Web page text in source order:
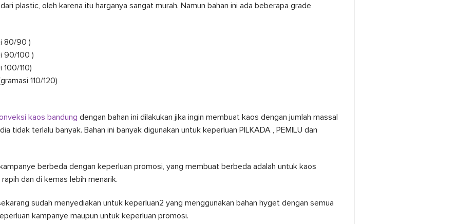
plastic, oleh karena itu harganya sangat murah. Namun bahan ini ada beberapa grade
80/90 )
90/100 )
110)
110/120)
kaos bandung dengan bahan ini dilakukan jika ingin membuat kaos dengan jumlah massal
tidak terlalu banyak. Bahan ini banyak digunakan untuk keperluan PILKADA , PEMILU dan
berbeda dengan keperluan promosi, yang membuat berbeda adalah untuk kaos
dan di kemas lebih menarik.
sudah menyediakan untuk keperluan2 yang menggunakan bahan hyget dengan semua
kampanye maupun untuk keperluan promosi.